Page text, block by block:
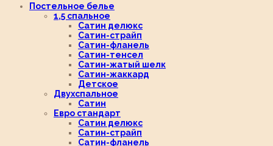
Постельное белье
1,5 спальное
Сатин делюкс
Сатин-страйп
Сатин-фланель
Сатин-тенсел
Сатин-жатый шелк
Сатин-жаккард
Детское
Двухспальное
Сатин
Евро стандарт
Сатин делюкс
Сатин-страйп
Сатин-фланель